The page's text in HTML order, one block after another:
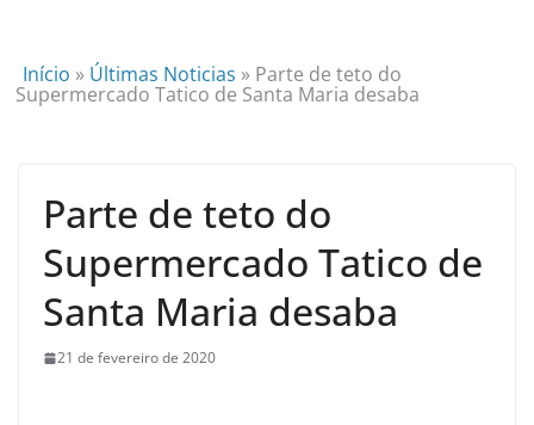
Início » Últimas Noticias » Parte de teto do
Supermercado Tatico de Santa Maria desaba
Parte de teto do
Supermercado Tatico de
Santa Maria desaba
21 de fevereiro de 2020